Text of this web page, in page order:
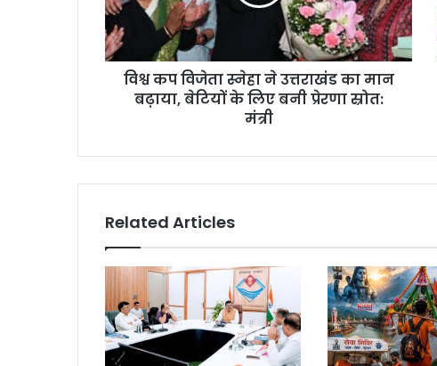
विश्व कप विजेता स्नेहा ने उत्तराखंड का मान
बढ़ाया, बेटियों के लिए बनी प्रेरणा स्रोत:
मंत्री
Related Articles